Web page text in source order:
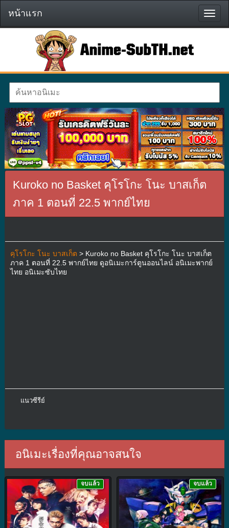
หน้า
แรก
หน้าแรก
Kuroko no Basket คุโรโกะ โนะ บาสเก็ต
ภาค 1 ตอนที่ 22.5 พากย์ไทย
คุโรโกะ โนะ บาสเก็ต > Kuroko no Basket คุโรโกะ โนะ บาสเก็ต
ภาค 1 ตอนที่ 22.5 พากย์ไทย ดูอนิเมะการ์ตูนออนไลน์ อนิเมะพากย์
ไทย อนิเมะซับไทย
แนวซีรีย์
อนิเมะเรื่องที่คุณอาจสนใจ
จบแล้ว จบแล้ว